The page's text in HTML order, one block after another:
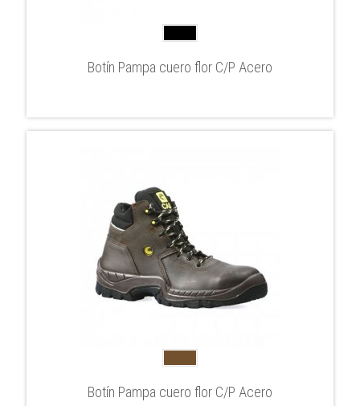
Botín Pampa cuero flor C/P Acero
Botín Pampa cuero flor C/P Acero